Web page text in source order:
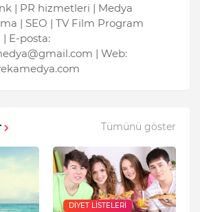
| PR hizmetleri | Medya
| SEO | TV Film Program
| E-posta:
| Web:
Tümünü göster
DIYET LISTELERI